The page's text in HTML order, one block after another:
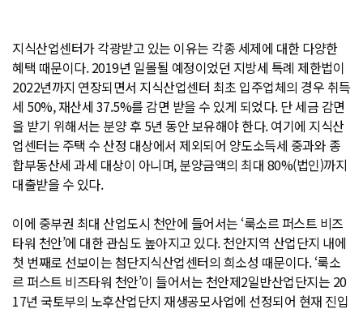
지식산업센터가 각광받고 있는 이유는 각종 세제에 대한 다양한
혜택 때문이다. 2019년 일몰될 예정이었던 지방세 특례 제한법이
2022년까지 연장되면서 지식산업센터 최초 입주업체의 경우 취득
세 50%, 재산세 37.5%를 감면 받을 수 있게 되었다. 단 세금 감면
을 받기 위해서는 분양 후 5년 동안 보유해야 한다. 여기에 지식산
업센터는 주택 수 산정 대상에서 제외되어 양도소득세 중과와 종
합부동산세 과세 대상이 아니며, 분양금액의 최대 80%(법인)까지
대출받을 수 있다.
이에 중부권 최대 산업도시 천안에 들어서는 ‘룩소르 퍼스트 비즈
타워 천안’에 대한 관심도 높아지고 있다. 천안지역 산업단지 내에
첫 번째로 선보이는 첨단지식산업센터의 희소성 때문이다. ‘룩소
르 퍼스트 비즈타워 천안’이 들어서는 천안제2일반산업단지는 20
17년 국토부의 노후산업단지 재생공모사업에 선정되어 현재 진입